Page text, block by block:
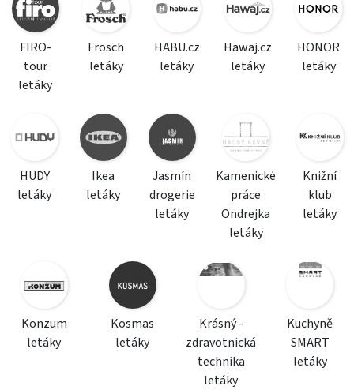
FIRO-
tour
letáky
Frosch
letáky
HABU.cz
letáky
Hawaj.cz
letáky
HONOR
letáky
HUDY
letáky
Ikea
letáky
Jasmín
drogerie
letáky
Kamenické
práce
Ondrejka
letáky
Knižní
klub
letáky
Konzum
letáky
Kosmas
letáky
Krásný -
zdravotnická
technika
letáky
Kuchyně
SMART
letáky